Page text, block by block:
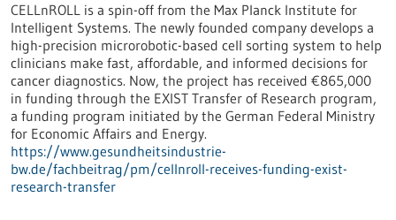
CELLnROLL is a spin-off from the Max Planck Institute for
Intelligent Systems. The newly founded company develops a
high-precision microrobotic-based cell sorting system to help
clinicians make fast, affordable, and informed decisions for
cancer diagnostics. Now, the project has received €865,000
in funding through the EXIST Transfer of Research program,
a funding program initiated by the German Federal Ministry
for Economic Affairs and Energy.
https://www.gesundheitsindustrie-
bw.de/fachbeitrag/pm/cellnroll-receives-funding-exist-
research-transfer